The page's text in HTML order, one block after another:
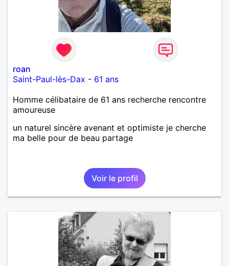
roan
Saint-Paul-lès-Dax - 61 ans
Homme célibataire de 61 ans recherche rencontre
amoureuse
un naturel sincère avenant et optimiste je cherche
ma belle pour de beau partage
Voir le profil